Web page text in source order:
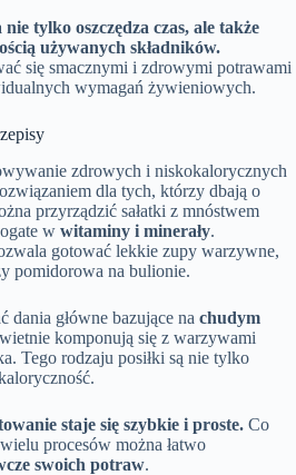
tylko oszczędza czas, ale także
używanych składników.
się smacznymi i zdrowymi potrawami
wymagań żywieniowych.
zdrowych i niskokalorycznych
dla tych, którzy dbają o
przyrządzić sałatki z mnóstwem
w witaminy i minerały.
gotować lekkie zupy warzywne,
pomidorowa na bulionie.
dania główne bazujące na chudym
komponują się z warzywami
Tego rodzaju posiłki są nie tylko
staje się szybkie i proste. Co
procesów można łatwo
swoich potraw.